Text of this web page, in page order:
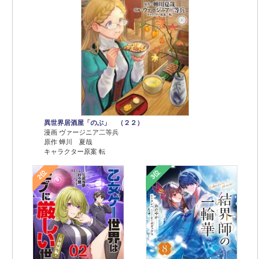
異世界居酒屋「のぶ」 （２２）
漫画 ヴァージニア二等兵
原作 蝉川 夏哉
キャラクター原案 転
2位 3位